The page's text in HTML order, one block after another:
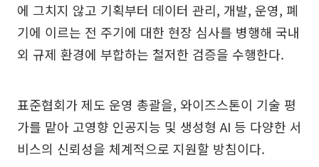
에 그치지 않고 기획부터 데이터 관리, 개발, 운영, 폐
기에 이르는 전 주기에 대한 현장 심사를 병행해 국내
외 규제 환경에 부합하는 철저한 검증을 수행한다.
표준협회가 제도 운영 총괄을, 와이즈스톤이 기술 평
가를 맡아 고영향 인공지능 및 생성형 AI 등 다양한 서
비스의 신뢰성을 체계적으로 지원할 방침이다.